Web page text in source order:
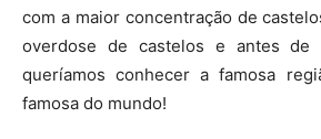
com a maior concentração de
overdose de castelos e antes de
queríamos conhecer a famosa
famosa do mundo!